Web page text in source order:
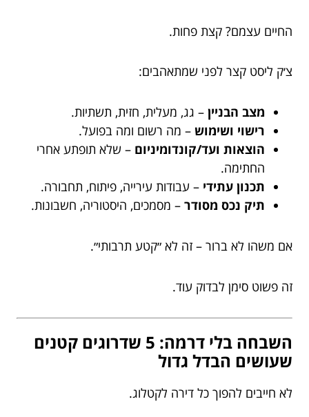
החיים עצמם? קצת פחות.
צ׳ק ליסט קצר לפני שמתאהבים:
מצב הבניין – גג, מעלית, חזית, תשתיות.
רישוי ושימוש – מה רשום ומה בפועל.
הוצאות ועד/קונדומיניום – שלא תופתע אחרי
החתימה.
תכנון עתידי – עבודות עירייה, פיתוח, תחבורה.
תיק נכס מסודר – מסמכים, היסטוריה, חשבונות.
אם משהו לא ברור – זה לא ״קטע תרבותי״.
זה פשוט סימן לבדוק עוד.
השבחה בלי דרמה: 5 שדרוגים קטנים
שעושים הבדל גדול
לא חייבים להפוך כל דירה לקטלוג.